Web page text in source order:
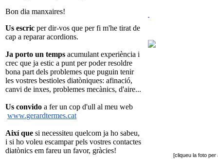
Bon dia manxaires!
Us escric per dir-vos que per fi m'he tirat de
cap a reparar acordions.
Ja porto un temps acumulant experiència i
crec que ja estic a punt per poder resoldre
bona part dels problemes que puguin tenir
les vostres bestioles diatòniques: afinació,
canvi de inxes, problemes mecànics, d'aire...
Us convido a fer un cop d'ull al meu web
www.gerardtermes.cat
Així que si necessiteu quelcom ja ho sabeu,
i si ho voleu escampar pels vostres contactes
diatònics em fareu un favor, gràcies!
[cliqueu la foto